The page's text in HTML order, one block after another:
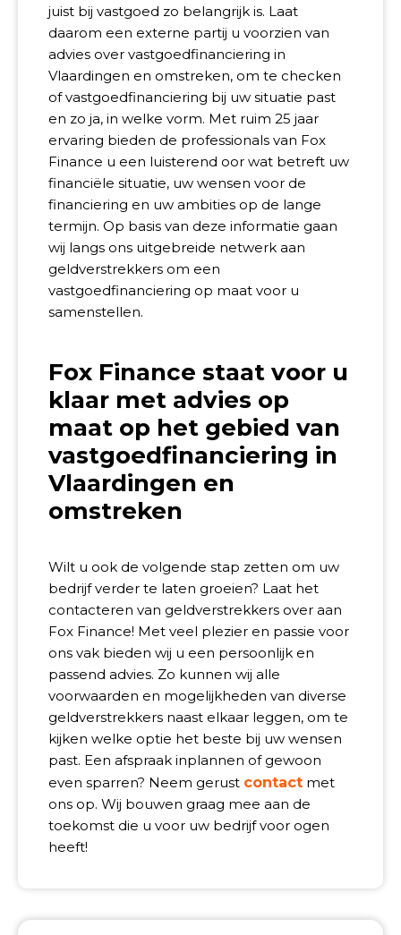
juist bij vastgoed zo belangrijk is. Laat
daarom een externe partij u voorzien van
advies over vastgoedfinanciering in
Vlaardingen en omstreken, om te checken
of vastgoedfinanciering bij uw situatie past
en zo ja, in welke vorm. Met ruim 25 jaar
ervaring bieden de professionals van Fox
Finance u een luisterend oor wat betreft uw
financiële situatie, uw wensen voor de
financiering en uw ambities op de lange
termijn. Op basis van deze informatie gaan
wij langs ons uitgebreide netwerk aan
geldverstrekkers om een
vastgoedfinanciering op maat voor u
samenstellen.
Fox Finance staat voor u
klaar met advies op
maat op het gebied van
vastgoedfinanciering in
Vlaardingen en
omstreken
Wilt u ook de volgende stap zetten om uw
bedrijf verder te laten groeien? Laat het
contacteren van geldverstrekkers over aan
Fox Finance! Met veel plezier en passie voor
ons vak bieden wij u een persoonlijk en
passend advies. Zo kunnen wij alle
voorwaarden en mogelijkheden van diverse
geldverstrekkers naast elkaar leggen, om te
kijken welke optie het beste bij uw wensen
past. Een afspraak inplannen of gewoon
even sparren? Neem gerust contact met
ons op. Wij bouwen graag mee aan de
toekomst die u voor uw bedrijf voor ogen
heeft!